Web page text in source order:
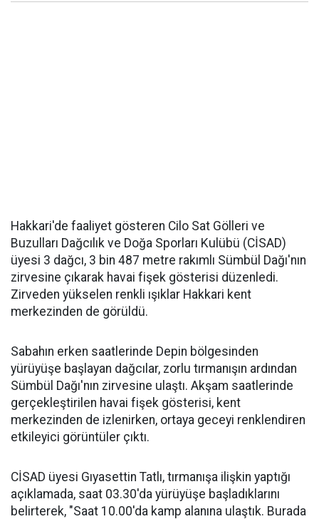
Hakkari'de faaliyet gösteren Cilo Sat Gölleri ve
Buzulları Dağcılık ve Doğa Sporları Kulübü (CİSAD)
üyesi 3 dağcı, 3 bin 487 metre rakımlı Sümbül Dağı'nın
zirvesine çıkarak havai fişek gösterisi düzenledi.
Zirveden yükselen renkli ışıklar Hakkari kent
merkezinden de görüldü.
Sabahın erken saatlerinde Depin bölgesinden
yürüyüşe başlayan dağcılar, zorlu tırmanışın ardından
Sümbül Dağı'nın zirvesine ulaştı. Akşam saatlerinde
gerçekleştirilen havai fişek gösterisi, kent
merkezinden de izlenirken, ortaya geceyi renklendiren
etkileyici görüntüler çıktı.
CİSAD üyesi Gıyasettin Tatlı, tırmanışa ilişkin yaptığı
açıklamada, saat 03.30'da yürüyüşe başladıklarını
belirterek, "Saat 10.00'da kamp alanına ulaştık. Burada